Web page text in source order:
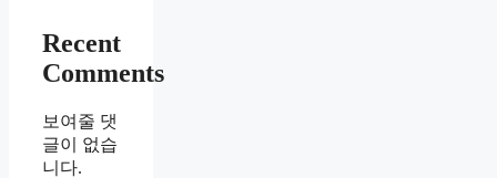
Recent
Comments
보여줄 댓
글이 없습
니다.